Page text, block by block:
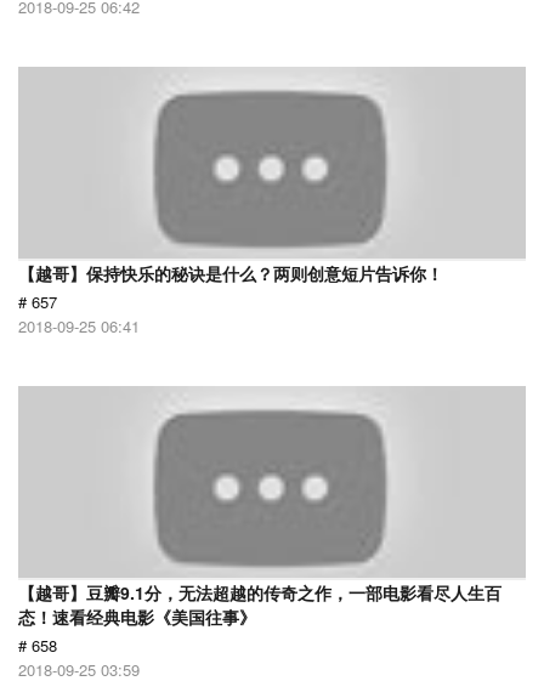
2018-09-25 06:42
【越哥】保持快乐的秘诀是什么？两则创意短片告诉你！
# 657
2018-09-25 06:41
【越哥】豆瓣9.1分，无法超越的传奇之作，一部电影看尽人生百
态！速看经典电影《美国往事》
# 658
2018-09-25 03:59